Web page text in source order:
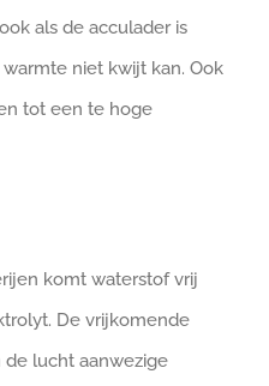
als de acculader is
niet kwijt kan. Ook
tot een te hoge
komt waterstof vrij
De vrijkomende
de lucht aanwezige